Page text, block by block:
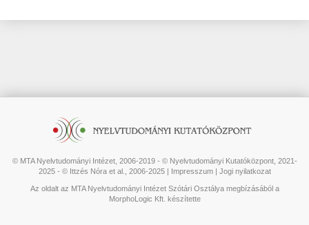
© MTA Nyelvtudományi Intézet, 2006-2019 - © Nyelvtudományi Kutatóközpont, 2021-
2025 - © Ittzés Nóra et al., 2006-2025 | Impresszum| Jogi nyilatkozat
Az oldalt az MTA Nyelvtudományi Intézet Szótári Osztálya megbízásából a
MorphoLogic Kft. készítette